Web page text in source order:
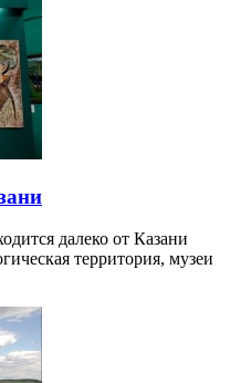
далеко от Казани
территория, музеи